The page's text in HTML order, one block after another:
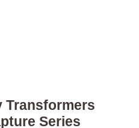
Transformers
Series